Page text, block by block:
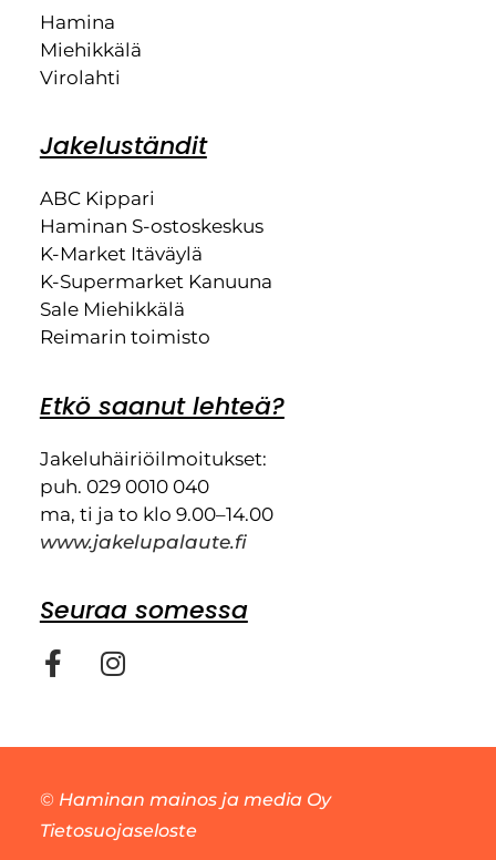
Hamina
Miehikkälä
Virolahti
Jakeluständit
ABC Kippari
Haminan S-ostoskeskus
K-Market Itäväylä
K-Supermarket Kanuuna
Sale Miehikkälä
Reimarin toimisto
Etkö saanut lehteä?
Jakeluhäiriöilmoitukset:
puh. 029 0010 040
ma, ti ja to klo 9.00–14.00
www.jakelupalaute.fi
Seuraa somessa
© Haminan mainos ja media Oy
Tietosuojaseloste